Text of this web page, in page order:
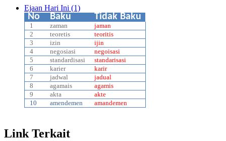
Ejaan Hari Ini (1)
No Baku Tidak Baku
1 zaman
jaman
2
teoretis
teoritis
3
izin
ijin
4
negosiasi
negoisasi
5
standardisasi
standarisasi
6
karier
karir
7
jadwal
jadual
8
agamais
agamis
9
akta
akte
10
amendemen amandemen
Link Terkait